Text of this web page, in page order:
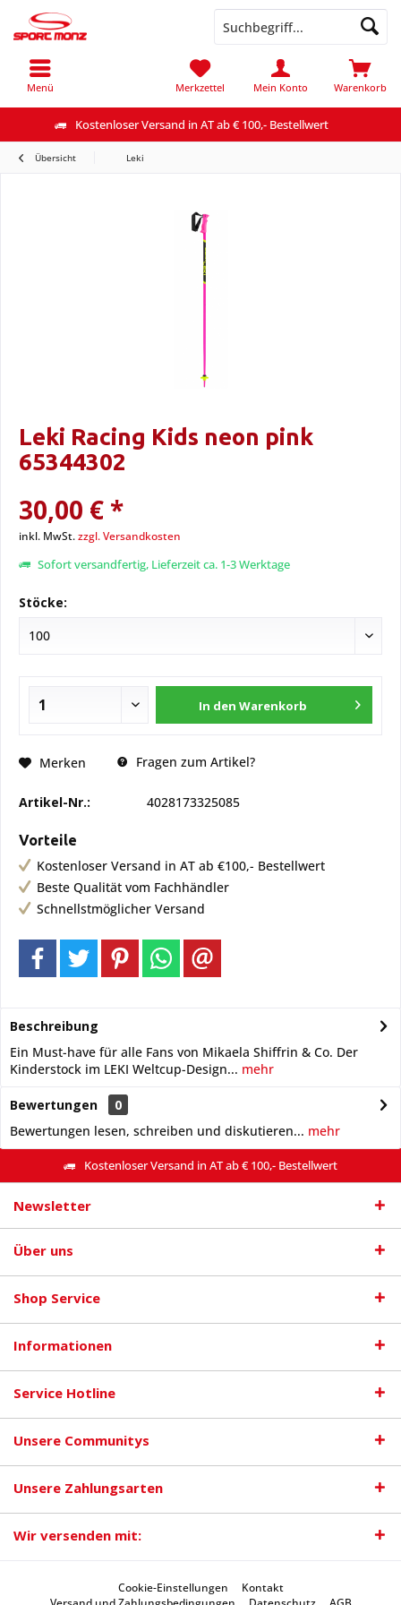
Kostenloser Versand in AT ab € 100,- Bestellwert
Menü Warenkorb
Merkzettel Mein Konto
Übersicht Leki
Leki Racing Kids neon pink
65344302
30,00 € *
inkl. MwSt.zzgl. Versandkosten
Sofort versandfertig, Lieferzeit ca. 1-3 Werktage
Stöcke:
In den Warenkorb
Merken Fragen zum Artikel?
Artikel-Nr.: 4028173325085
Vorteile
Kostenloser Versand in AT ab €100,- Bestellwert
Beste Qualität vom Fachhändler
Schnellstmöglicher Versand
Beschreibung
Ein Must-have für alle Fans von Mikaela Shiffrin & Co. Der
Kinderstock im LEKI Weltcup-Design... mehr
Bewertungen
0
Bewertungen lesen, schreiben und diskutieren... mehr
Kostenloser Versand in AT ab € 100,- Bestellwert
Newsletter
Über uns
Shop Service
Informationen
Service Hotline
Unsere Communitys
Unsere Zahlungsarten
Wir versenden mit:
Cookie-Einstellungen
Kontakt